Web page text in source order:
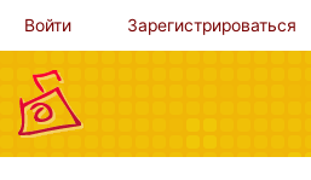
Войти Зарегистрироваться